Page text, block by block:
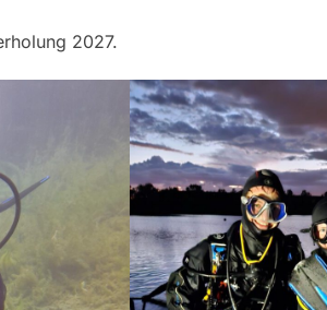
2027.